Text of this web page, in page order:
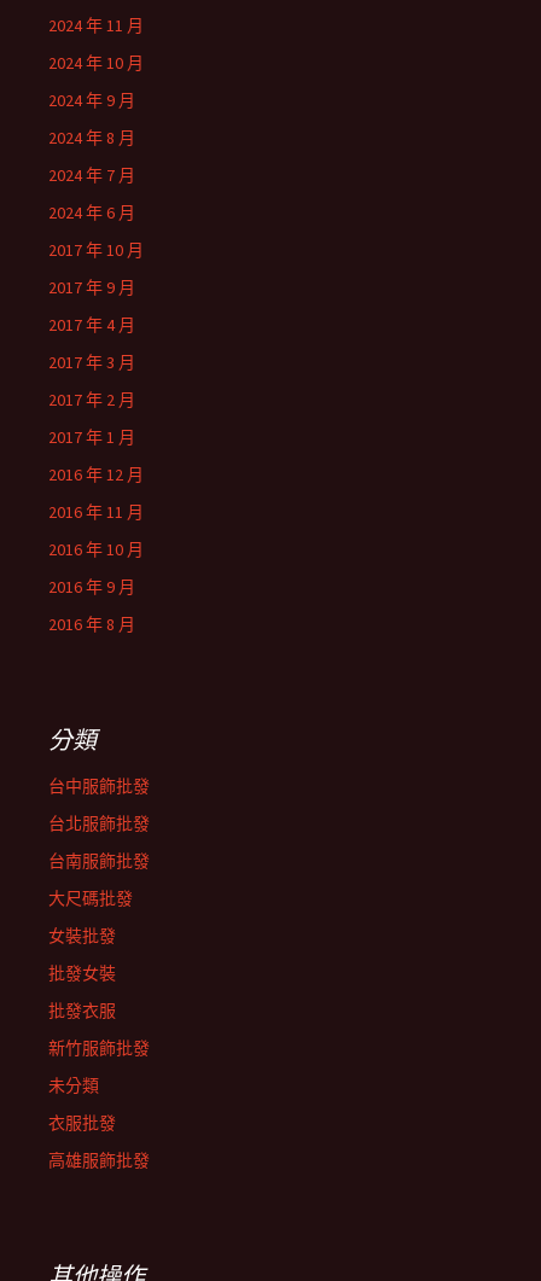
2024 年 11 月
2024 年 10 月
2024 年 9 月
2024 年 8 月
2024 年 7 月
2024 年 6 月
2017 年 10 月
2017 年 9 月
2017 年 4 月
2017 年 3 月
2017 年 2 月
2017 年 1 月
2016 年 12 月
2016 年 11 月
2016 年 10 月
2016 年 9 月
2016 年 8 月
分類
台中服飾批發
台北服飾批發
台南服飾批發
大尺碼批發
女裝批發
批發女裝
批發衣服
新竹服飾批發
未分類
衣服批發
高雄服飾批發